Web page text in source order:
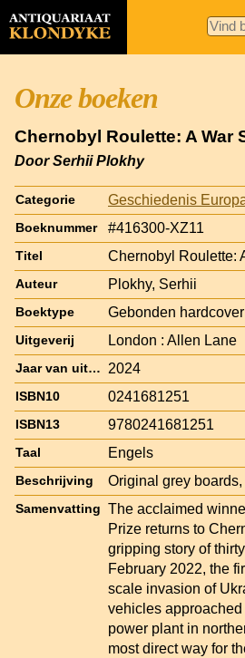
Onze boeken
Chernobyl Roulette: A War
Door Serhii Plokhy
Categorie Geschiedenis
Boeknummer #416300-XZ11
Titel Chernobyl Roulette:
Auteur Plokhy, Serhii
Boektype Gebonden
Uitgeverij London : Allen Lane
Jaar van uitgave 2024
ISBN10 0241681251
ISBN13 9780241681251
Taal Engels
Beschrijving Original grey
Samenvatting The acclaimed
Prize returns to
gripping story of
February 2022, the
scale invasion of
vehicles
power plant in
most direct way for